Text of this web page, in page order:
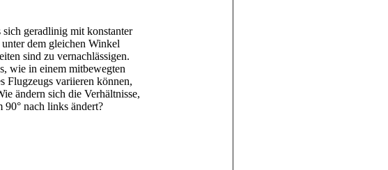
geradlinig mit konstanter
dem gleichen Winkel
sind zu vernachlässigen.
wie in einem mitbewegten
Flugzeugs variieren können,
ändern sich die Verhältnisse,
nach links ändert?